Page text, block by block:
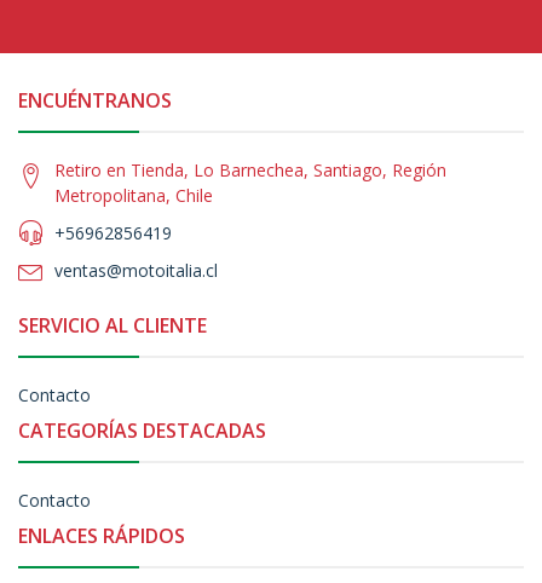
ENCUÉNTRANOS
Retiro en Tienda, Lo Barnechea, Santiago, Región
Metropolitana, Chile
+56962856419
ventas@motoitalia.cl
SERVICIO AL CLIENTE
Contacto
CATEGORÍAS DESTACADAS
Contacto
ENLACES RÁPIDOS